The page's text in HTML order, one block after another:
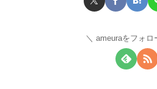
ameuraをフォロ